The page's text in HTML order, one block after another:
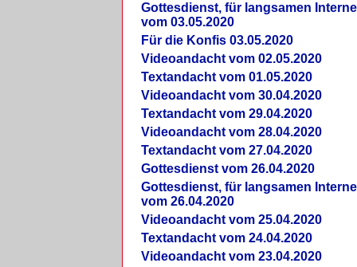
Gottesdienst, für langsamen
vom 03.05.2020
Für die Konfis 03.05.2020
Videoandacht vom 02.05.2020
Textandacht vom 01.05.2020
Videoandacht vom 30.04.2020
Textandacht vom 29.04.2020
Videoandacht vom 28.04.2020
Textandacht vom 27.04.2020
Gottesdienst vom 26.04.2020
Gottesdienst, für langsamen
vom 26.04.2020
Videoandacht vom 25.04.2020
Textandacht vom 24.04.2020
Videoandacht vom 23.04.2020